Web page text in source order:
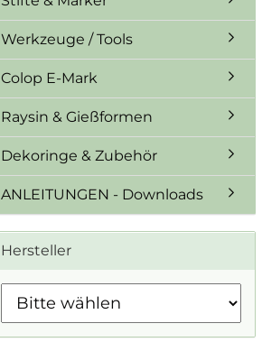
Werkzeuge / Tools
Colop E-Mark
Raysin & Gießformen
Dekoringe & Zubehör
ANLEITUNGEN - Downloads
Hersteller